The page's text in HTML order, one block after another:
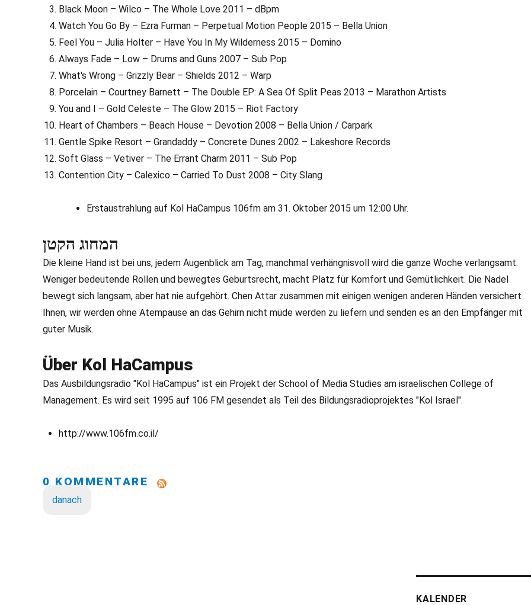
Black Moon – Wilco – The Whole Love 2011 – dBpm
Watch You Go By – Ezra Furman – Perpetual Motion People 2015 – Bella Union
Feel You – Julia Holter – Have You In My Wilderness 2015 – Domino
Always Fade – Low – Drums and Guns 2007 – Sub Pop
What's Wrong – Grizzly Bear – Shields 2012 – Warp
Porcelain – Courtney Barnett – The Double EP: A Sea Of Split Peas 2013 – Marathon Artists
You and I – Gold Celeste – The Glow 2015 – Riot Factory
Heart of Chambers – Beach House – Devotion 2008 – Bella Union / Carpark
Gentle Spike Resort – Grandaddy – Concrete Dunes 2002 – Lakeshore Records
Soft Glass – Vetiver – The Errant Charm 2011 – Sub Pop
Contention City – Calexico – Carried To Dust 2008 – City Slang
Erstaustrahlung auf Kol HaCampus 106fm am 31. Oktober 2015 um 12:00 Uhr.
המחוג הקטן
Die kleine Hand ist bei uns, jedem Augenblick am Tag, manchmal verhängnisvoll wird die ganze Woche verlangsamt.
Weniger bedeutende Rollen und bewegtes Geburtsrecht, macht Platz für Komfort und Gemütlichkeit. Die Nadel
bewegt sich langsam, aber hat nie aufgehört. Chen Attar zusammen mit einigen wenigen anderen Händen versichert
Ihnen, wir werden ohne Atempause an das Gehirn nicht müde werden zu liefern und senden es an den Empfänger mit
guter Musik.
Über Kol HaCampus
Das Ausbildungsradio "Kol HaCampus" ist ein Projekt der School of Media Studies am israelischen College of
Management. Es wird seit 1995 auf 106 FM gesendet als Teil des Bildungsradioprojektes "Kol Israel".
http://www.106fm.co.il/
0 KOMMENTARE
danach
KALENDER